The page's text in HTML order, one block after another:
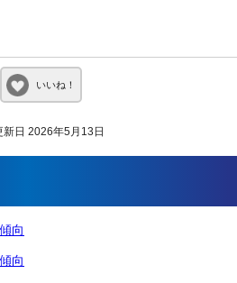
いいね！
日 2026年5月13日
向
向